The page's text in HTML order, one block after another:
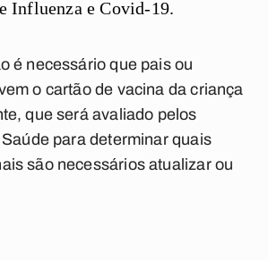
Influenza e Covid-19.
é necessário que pais ou
o cartão de vacina da criança
que será avaliado pelos
para determinar quais
são necessários atualizar ou